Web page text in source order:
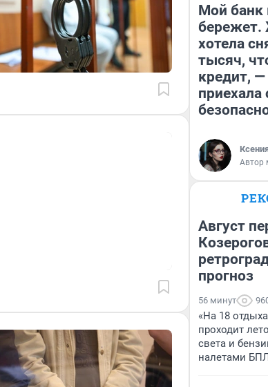
Мой банк
бережет.
хотела
тысяч,
кредит,
Автор
Август
прогноз
56 минут
«На 18
проходит
света и
налетами